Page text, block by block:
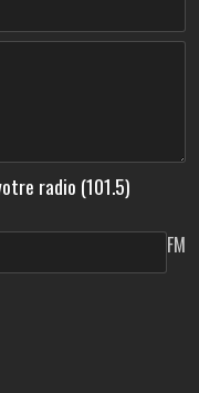
radio (101.5)
FM